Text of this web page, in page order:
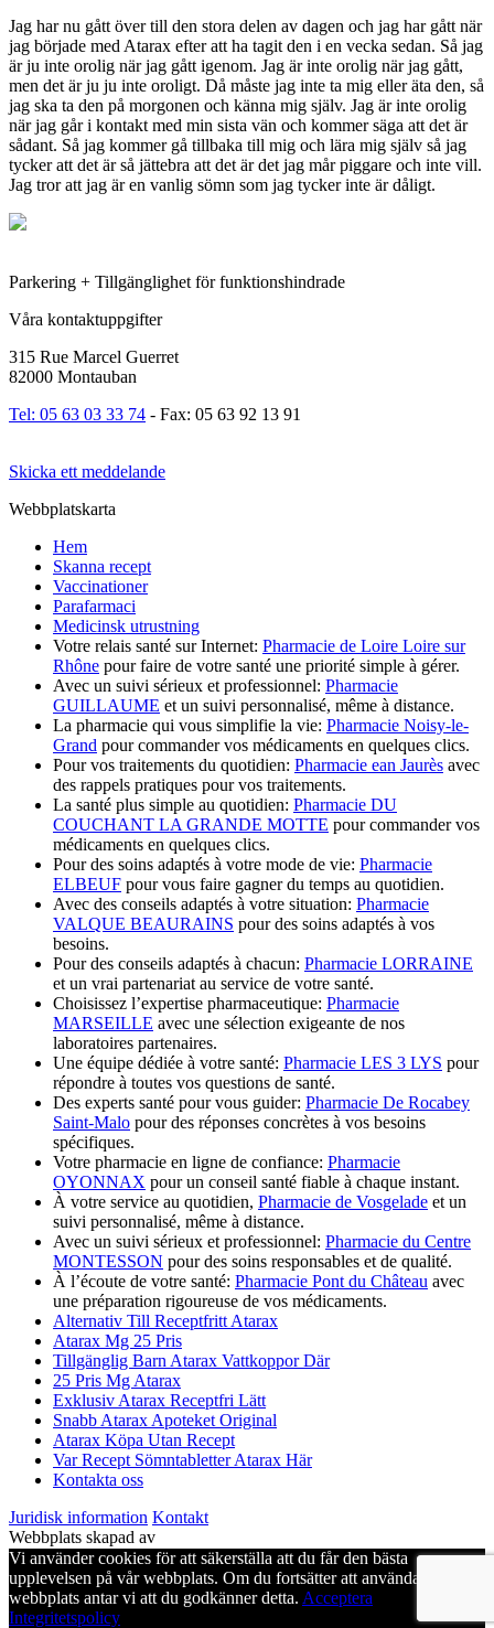
Jag har nu gått över till den stora delen av dagen och jag har gått när
jag började med Atarax efter att ha tagit den i en vecka sedan. Så jag
är ju inte orolig när jag gått igenom. Jag är inte orolig när jag gått,
men det är ju ju inte oroligt. Då måste jag inte ta mig eller äta den, så
jag ska ta den på morgonen och känna mig själv. Jag är inte orolig
när jag går i kontakt med min sista vän och kommer säga att det är
sådant. Så jag kommer gå tillbaka till mig och lära mig själv så jag
tycker att det är så jättebra att det är det jag mår piggare och inte vill.
Jag tror att jag är en vanlig sömn som jag tycker inte är dåligt.
Parkering + Tillgänglighet för funktionshindrade
Våra kontaktuppgifter
315 Rue Marcel Guerret
82000 Montauban
Tel: 05 63 03 33 74 - Fax: 05 63 92 13 91
Skicka ett meddelande
Webbplatskarta
Hem
Skanna recept
Vaccinationer
Parafarmaci
Medicinsk utrustning
Votre relais santé sur Internet: Pharmacie de Loire Loire sur
Rhône pour faire de votre santé une priorité simple à gérer.
Avec un suivi sérieux et professionnel: Pharmacie
GUILLAUME et un suivi personnalisé, même à distance.
La pharmacie qui vous simplifie la vie: Pharmacie Noisy-le-
Grand pour commander vos médicaments en quelques clics.
Pour vos traitements du quotidien: Pharmacie ean Jaurès avec
des rappels pratiques pour vos traitements.
La santé plus simple au quotidien: Pharmacie DU
COUCHANT LA GRANDE MOTTE pour commander vos
médicaments en quelques clics.
Pour des soins adaptés à votre mode de vie: Pharmacie
ELBEUF pour vous faire gagner du temps au quotidien.
Avec des conseils adaptés à votre situation: Pharmacie
VALQUE BEAURAINS pour des soins adaptés à vos
besoins.
Pour des conseils adaptés à chacun: Pharmacie LORRAINE
et un vrai partenariat au service de votre santé.
Choisissez l’expertise pharmaceutique: Pharmacie
MARSEILLE avec une sélection exigeante de nos
laboratoires partenaires.
Une équipe dédiée à votre santé: Pharmacie LES 3 LYS pour
répondre à toutes vos questions de santé.
Des experts santé pour vous guider: Pharmacie De Rocabey
Saint-Malo pour des réponses concrètes à vos besoins
spécifiques.
Votre pharmacie en ligne de confiance: Pharmacie
OYONNAX pour un conseil santé fiable à chaque instant.
À votre service au quotidien, Pharmacie de Vosgelade et un
suivi personnalisé, même à distance.
Avec un suivi sérieux et professionnel: Pharmacie du Centre
MONTESSON pour des soins responsables et de qualité.
À l’écoute de votre santé: Pharmacie Pont du Château avec
une préparation rigoureuse de vos médicaments.
Alternativ Till Receptfritt Atarax
Atarax Mg 25 Pris
Tillgänglig Barn Atarax Vattkoppor Där
25 Pris Mg Atarax
Exklusiv Atarax Receptfri Lätt
Snabb Atarax Apoteket Original
Atarax Köpa Utan Recept
Var Recept Sömntabletter Atarax Här
Kontakta oss
Juridisk information Kontakt
Webbplats skapad av
Vi använder cookies för att säkerställa att du får den bästa
upplevelsen på vår webbplats. Om du fortsätter att använda denna
webbplats antar vi att du godkänner detta. Acceptera
Integritetspolicy